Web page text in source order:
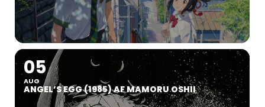
05
AUG
ANGEL’S EGG (1985) AF MAMORU OSHII